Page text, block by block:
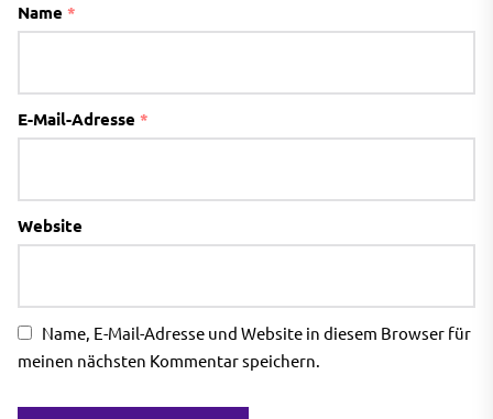
Name *
E-Mail-Adresse *
Website
Name, E-Mail-Adresse und Website in diesem Browser für
meinen nächsten Kommentar speichern.